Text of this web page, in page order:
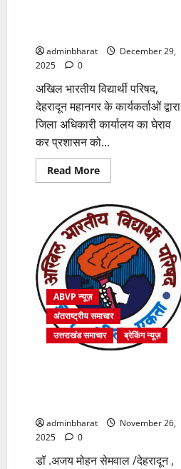
adminbharat
December 29,
2025
0
अखिल भारतीय विद्यार्थी परिषद,
देहरादून महानगर के कार्यकर्ताओं द्वारा
जिला अधिकारी कार्यालय का घेराव
कर प्रशासन को...
Read MoreRead
more
भारतीय
विद्यार्थी
परिषद,
देहरादून
महानगर
के
कार्यकर्ताओं
द्वारा
जिला
अधिकारी
कार्यालय
का
किया
घेराव
ABVP न्यूज़
अंतराष्ट्रीय समाचार
उत्तराखंड समाचार
ब्रेकिंग न्यूज़
adminbharat
November 26,
2025
0
डॉ .अजय मोहन सेमवाल /देहरादून ,